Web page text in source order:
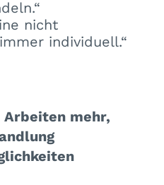
nicht
individuell.“
Arbeiten mehr,